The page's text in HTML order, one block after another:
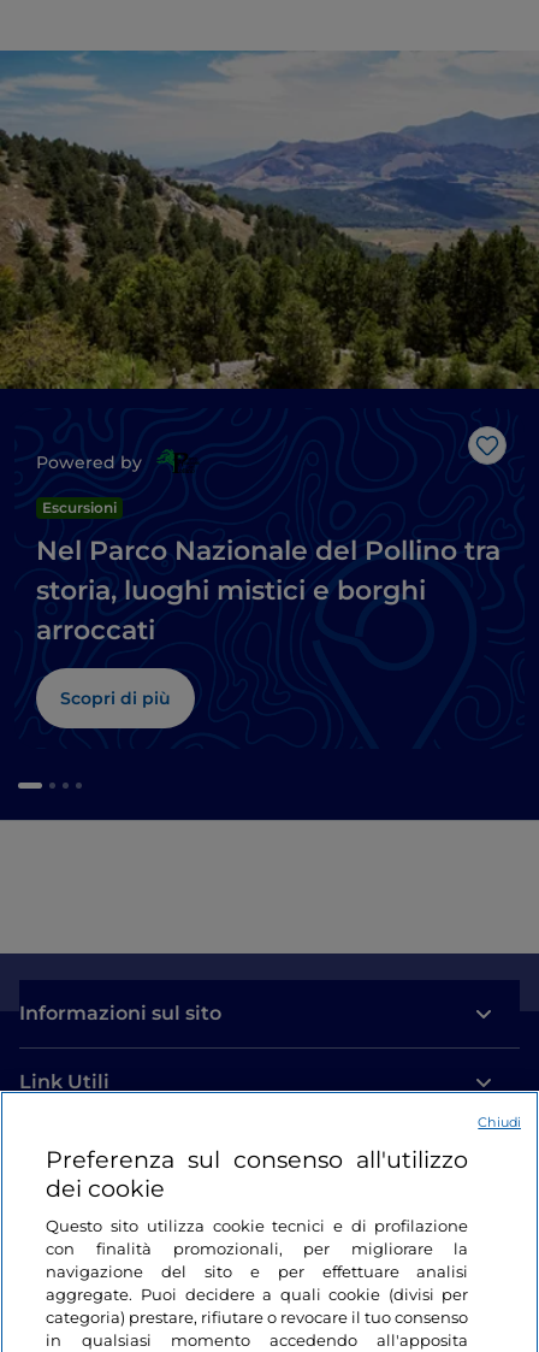
Like
Powered by
Escursioni
Nel Parco Nazionale del Pollino tra
storia, luoghi mistici e borghi
arroccati
Scopri di più
Informazioni sul sito
Link Utili
Login
Restiamo in contatto
Preferenza sul consenso all'utilizzo
dei cookie
Questo sito utilizza cookie tecnici e di profilazione
con finalità promozionali, per migliorare la
navigazione del sito e per effettuare analisi
aggregate. Puoi decidere a quali cookie (divisi per
categoria) prestare, rifiutare o revocare il tuo consenso
in qualsiasi momento accedendo all'apposita
Chiudi